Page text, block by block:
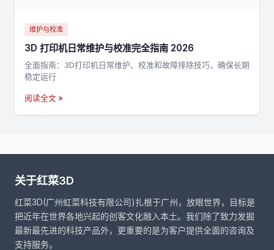
维护与校准
3D 打印机日常维护与校准完全指南 2026
全面指南：3D打印机日常维护、校准和故障排除技巧，确保长期
稳定运行
阅读全文 »
关于红菜3D
红菜3D(广州虹菜科技有限公司)扎根于广州，放眼世界，目标是
把近年在世界各地兴起的创客文化融入本土。我们除了致力发掘
最新最先进的科技产品外，更重要的是为客户提供全面的咨询及
支持服务。